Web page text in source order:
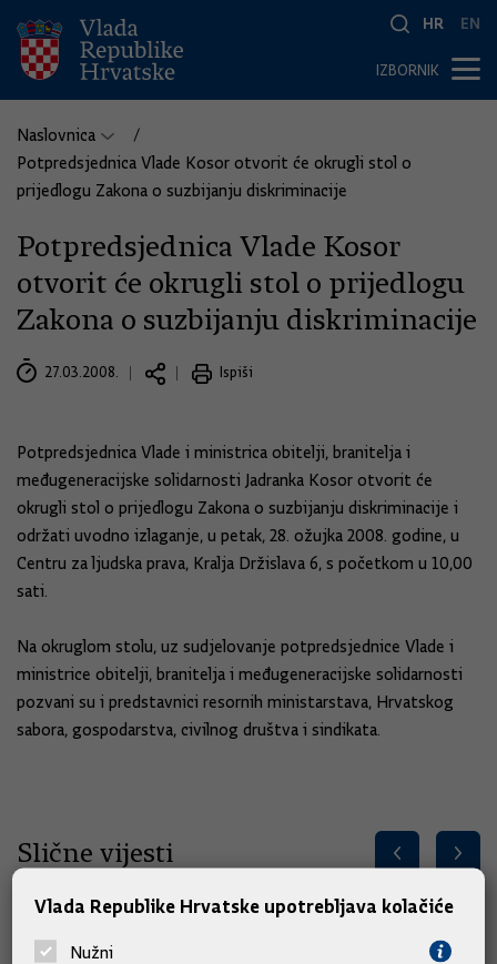
HR EN
IZBORNIK
Naslovnica
Potpredsjednica Vlade Kosor otvorit će okrugli stol o
prijedlogu Zakona o suzbijanju diskriminacije
Potpredsjednica Vlade Kosor
otvorit će okrugli stol o prijedlogu
Zakona o suzbijanju diskriminacije
27.03.2008. Ispiši
Potpredsjednica Vlade i ministrica obitelji, branitelja i
međugeneracijske solidarnosti Jadranka Kosor otvorit će
okrugli stol o prijedlogu Zakona o suzbijanju diskriminacije i
održati uvodno izlaganje, u petak, 28. ožujka 2008. godine, u
Centru za ljudska prava, Kralja Držislava 6, s početkom u 10,00
sati.
Na okruglom stolu, uz sudjelovanje potpredsjednice Vlade i
ministrice obitelji, branitelja i međugeneracijske solidarnosti
pozvani su i predstavnici resornih ministarstava, Hrvatskog
sabora, gospodarstva, civilnog društva i sindikata.
Slične vijesti
Vlada Republike Hrvatske upotrebljava kolačiće
Nužni